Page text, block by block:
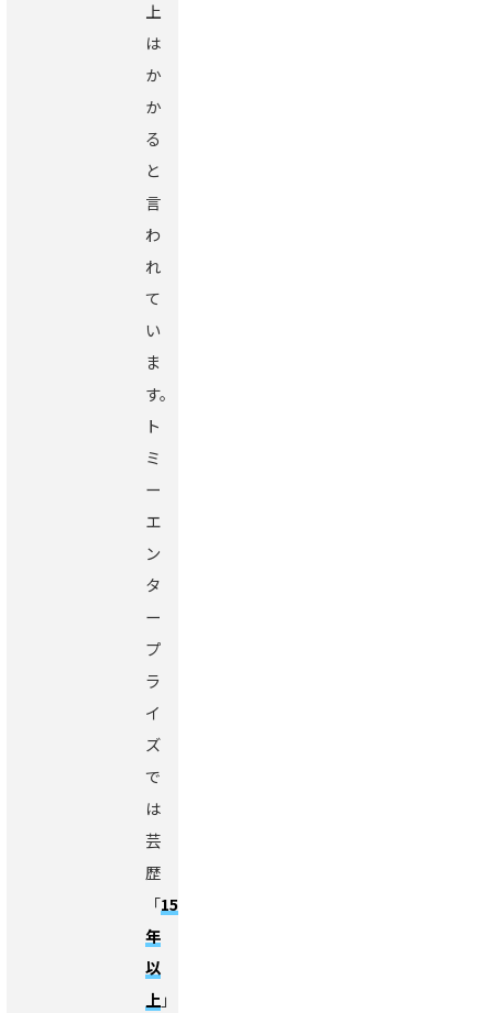
上
は
か
か
る
と
言
わ
れ
て
い
ま
す。
ト
ミ
ー
エ
ン
タ
ー
プ
ラ
イ
ズ
で
は
芸
歴
「15
年
以
上」